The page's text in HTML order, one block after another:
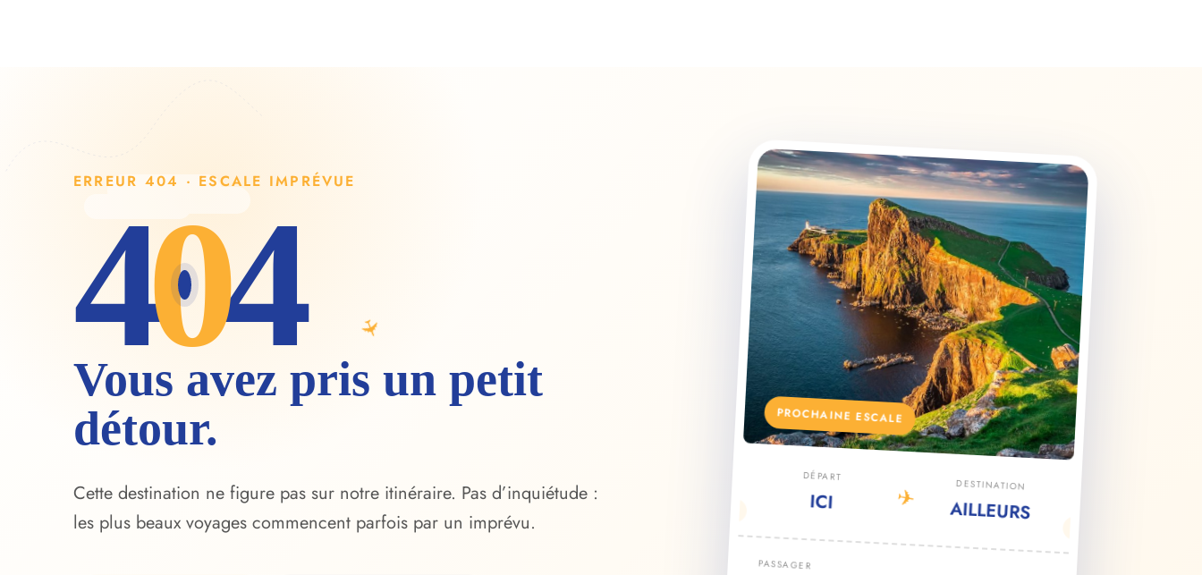
ERREUR 404 · ESCALE IMPRÉVUE
404
Vous avez pris un petit
détour.
Cette destination ne figure pas sur notre itinéraire. Pas d’inquiétude :
les plus beaux voyages commencent parfois par un imprévu.
PROCHAINE ESCALE
DÉPART
ICI ✈ DESTINATION
AILLEURS
PASSAGER